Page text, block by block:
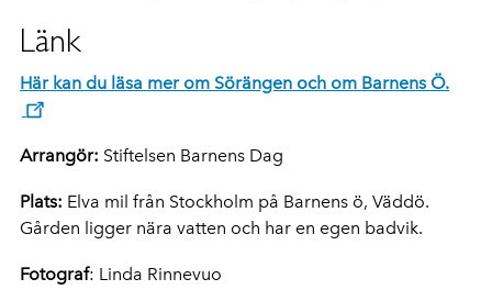
Länk
Här kan du läsa mer om Sörängen och om Barnens Ö.
Arrangör: Stiftelsen Barnens Dag
Plats: Elva mil från Stockholm på Barnens ö, Väddö.
Gården ligger nära vatten och har en egen badvik.
Fotograf: Linda Rinnevuo